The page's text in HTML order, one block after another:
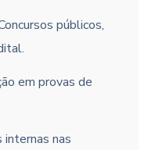
públicos,
em provas de
nas